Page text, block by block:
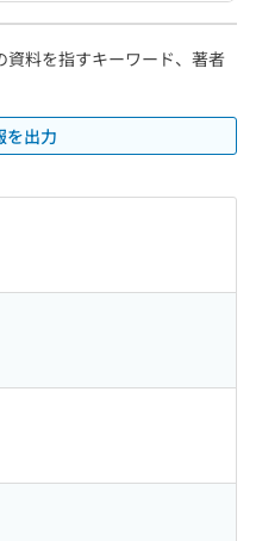
資料を指すキーワード、著者
を出力